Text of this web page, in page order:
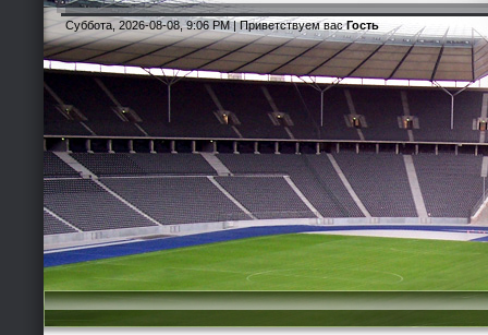
Суббота, 2026-08-08, 9:06 PM |Приветствуем вас Гость